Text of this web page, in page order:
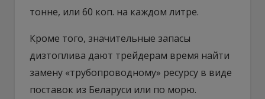
тонне, или 60 коп. на каждом литре.
Кроме того, значительные запасы
дизтоплива дают трейдерам время найти
замену «трубопроводному» ресурсу в виде
поставок из Беларуси или по морю.